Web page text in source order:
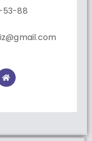
53-88